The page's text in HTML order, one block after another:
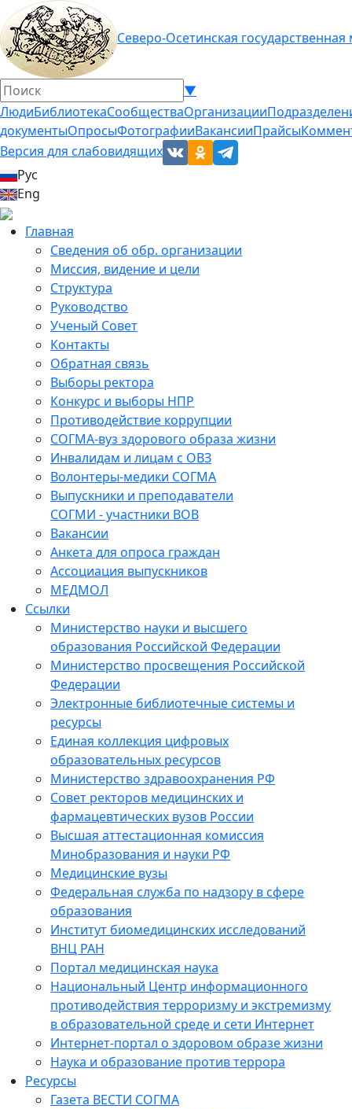
Северо-Осетинская
▼
ЛюдиБиблиотекаСообществаОрганизации
документыОпросыФотографииВакансииПрайсы
Версия для слабовидящих
Рус
Eng
Главная
Сведения об обр. организации
Миссия, видение и цели
Структура
Руководство
Ученый Совет
Контакты
Обратная связь
Выборы ректора
Конкурс и выборы НПР
Противодействие коррупции
СОГМА-вуз здорового образа жизни
Инвалидам и лицам с ОВЗ
Волонтеры-медики СОГМА
Выпускники и преподаватели
СОГМИ - участники ВОВ
Вакансии
Анкета для опроса граждан
Ассоциация выпускников
МЕДМОЛ
Ссылки
Министерство науки и высшего
образования Российской Федерации
Министерство просвещения Российской
Федерации
Электронные библиотечные системы и
ресурсы
Единая коллекция цифровых
образовательных ресурсов
Министерство здравоохранения РФ
Совет ректоров медицинских и
фармацевтических вузов России
Высшая аттестационная комиссия
Минобразования и науки РФ
Медицинские вузы
Федеральная служба по надзору в сфере
образования
Институт биомедицинских исследований
ВНЦ РАН
Портал медицинская наука
Национальный Центр информационного
противодействия терроризму и экстремизму
в образовательной среде и сети Интернет
Интернет-портал о здоровом образе жизни
Наука и образование против террора
Ресурсы
Газета ВЕСТИ СОГМА